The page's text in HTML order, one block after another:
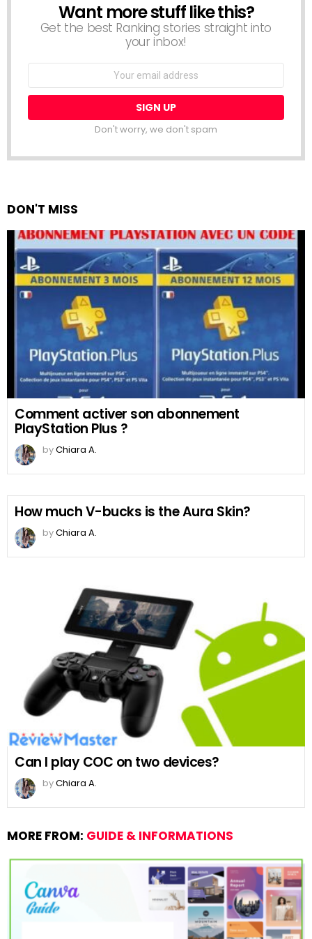
NEWSLETTER
Want more stuff like this?
Get the best Ranking stories straight into
your inbox!
Email
Don't worry, we don't spam
DON'T MISS
Comment activer son abonnement
PlayStation Plus ?
byChiara A.
How much V-bucks is the Aura Skin?
byChiara A.
Can I play COC on two devices?
byChiara A.
MORE FROM: GUIDE & INFORMATIONS